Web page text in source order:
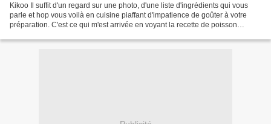
Kikoo Il suffit d'un regard sur une photo, d'une liste d'ingrédients qui vous
parle et hop vous voilà en cuisine piaffant d'impatience de goûter à votre
préparation. C'est ce qui m'est arrivée en voyant la recette de poisson